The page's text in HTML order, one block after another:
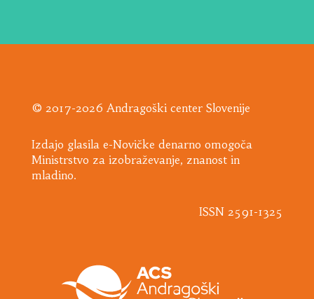
© 2017-2026 Andragoški center Slovenije
Izdajo glasila e-Novičke denarno omogoča
Ministrstvo za izobraževanje, znanost in
mladino.
ISSN 2591-1325